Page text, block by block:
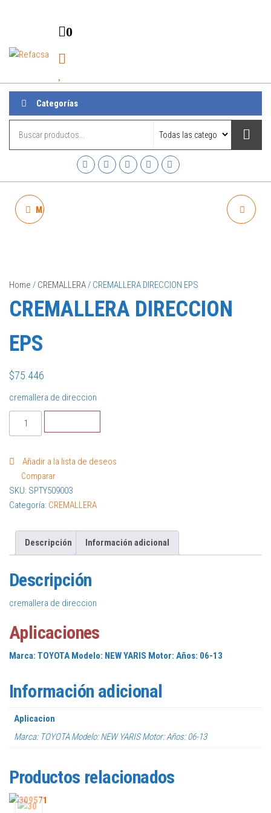
Refacsa
0
Categorías
MANILLA ALZA VIDRIO VFD
Home / CREMALLERA / CREMALLERA DIRECCION EPS
CREMALLERA DIRECCION
EPS
$75.446
cremallera de direccion
Añadir a la lista de deseos
Comparar
SKU: SPTY509003
Categoría: CREMALLERA
Descripción Información adicional
Descripción
cremallera de direccion
Aplicaciones
Marca: TOYOTA Modelo: NEW YARIS Motor: Años: 06-13
Información adicional
Aplicacion
Marca: TOYOTA Modelo: NEW YARIS Motor: Años: 06-13
Productos relacionados